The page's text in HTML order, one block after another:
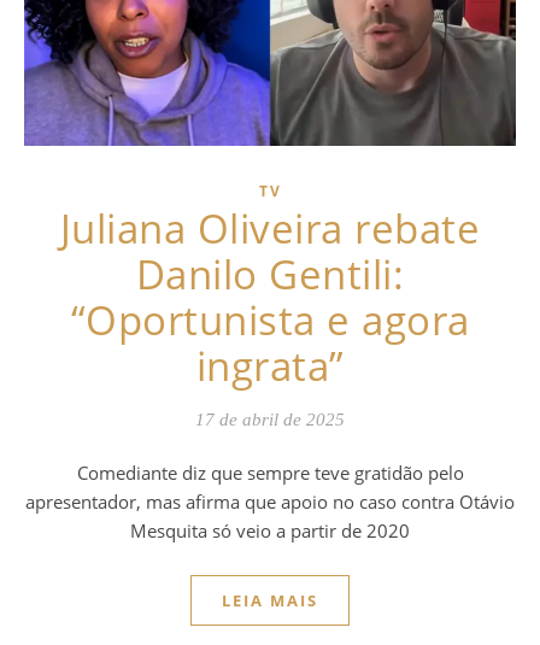
TV
Juliana Oliveira rebate
Danilo Gentili:
“Oportunista e agora
ingrata”
17 de abril de 2025
Comediante diz que sempre teve gratidão pelo
apresentador, mas afirma que apoio no caso contra Otávio
Mesquita só veio a partir de 2020
LEIA MAIS